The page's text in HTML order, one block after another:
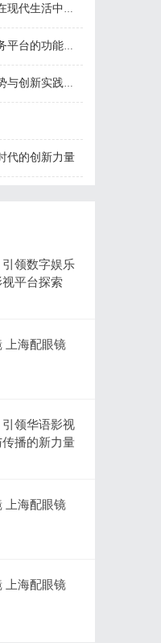
中的应用优势
的功能与优势
创新实践探索
代的创新力量
领数字娱乐
平台探索
上海配眼镜
领华语影视
播的新力量
上海配眼镜
上海配眼镜